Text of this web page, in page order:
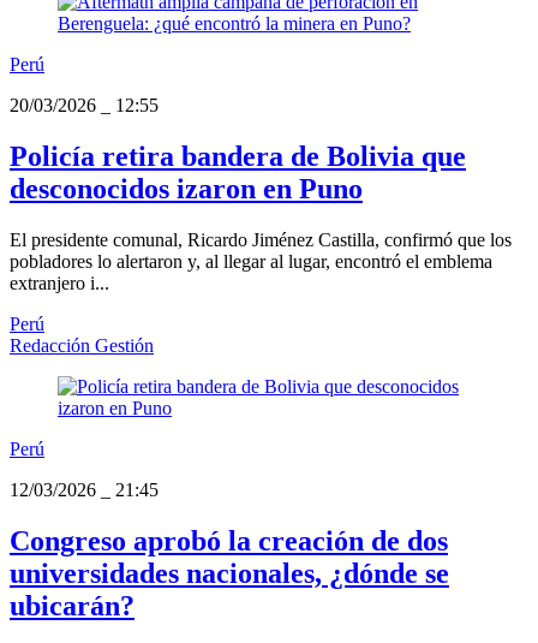
Perú
20/03/2026
12:55
Policía retira bandera de Bolivia que
desconocidos izaron en Puno
El presidente comunal, Ricardo Jiménez Castilla, confirmó que los
pobladores lo alertaron y, al llegar al lugar, encontró el emblema
extranjero i...
Perú
Redacción Gestión
Perú
12/03/2026
21:45
Congreso aprobó la creación de dos
universidades nacionales, ¿dónde se
ubicarán?